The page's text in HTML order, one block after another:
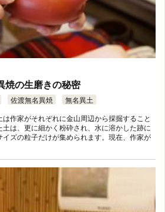
焼の生磨きの秘密
佐渡無名異焼 無名異土
作家がそれぞれに金山周辺から採掘すること
は、更に細かく粉砕され、水に溶かした跡に
イズの粒子だけが集められます。現在、作家が